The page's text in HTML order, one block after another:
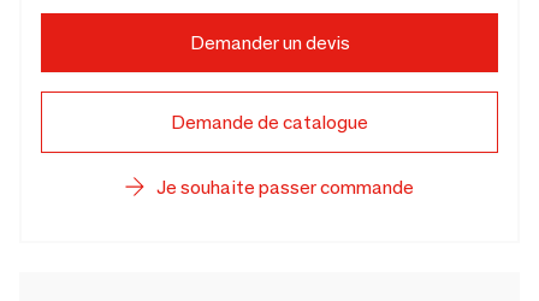
Demander un devis
Demande de catalogue
Je souhaite passer commande